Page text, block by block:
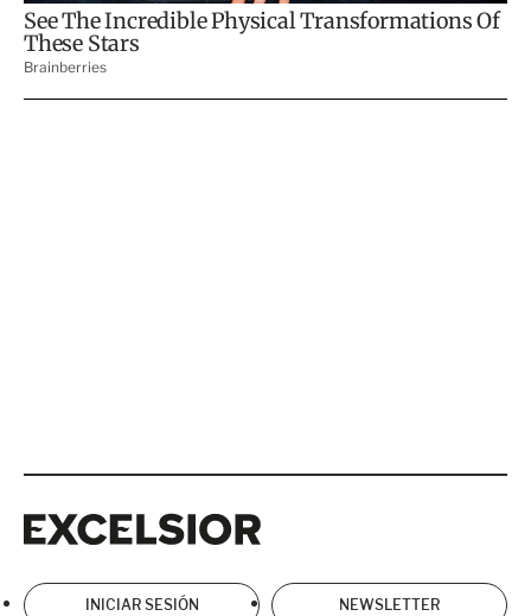
INICIAR SESIÓN NEWSLETTER